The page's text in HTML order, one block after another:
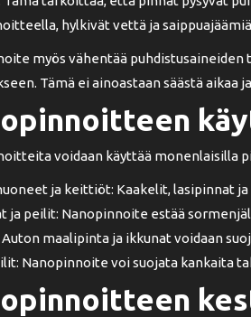
hylkivät vettä ja
myös vähentää
Tämä ei ainoastaan säästä
voidaan käyttää monenlaisilla
ja keittiöt: Kaakelit, lasipinnat
ja peilit: Nanopinnoite estää
maalipinta ja ikkunat voidaan
Nanopinnoite voi suojata kankaita